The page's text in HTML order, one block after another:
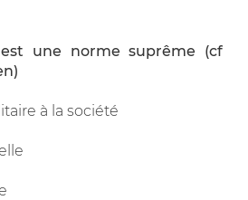
une norme suprême (cf
à la société